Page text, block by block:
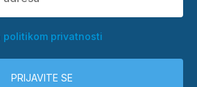
politikom privatnosti
PRIJAVITE SE